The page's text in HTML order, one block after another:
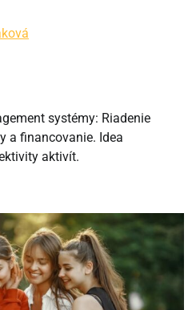
systémy: Riadenie
a financovanie. Idea
aktivít.